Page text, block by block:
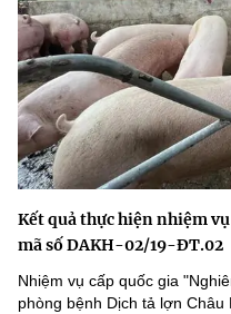
Kết quả thực hiện nhiệm
mã số DAKH-02/19-ĐT.02
Nhiệm vụ cấp quốc gia
phòng bệnh Dịch tả lợn Châu